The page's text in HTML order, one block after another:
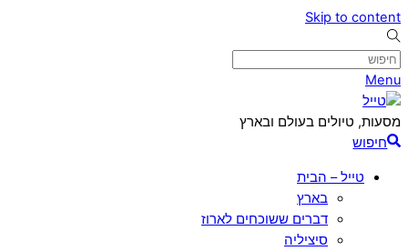
Skip to content
Menu
מסעות, טיולים בעולם ובארץ
חיפוש
טייל – הבית
בארץ
דברים ששוכחים לארוז
סיציליה